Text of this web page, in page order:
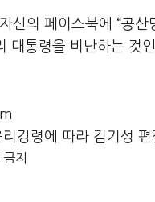
신의 페이스북에 “공
대통령을 비난하는 것
강령에 따라 김기성 편
지